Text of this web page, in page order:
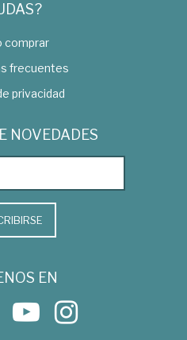
comprar
frecuentes
privacidad
NOVEDADES
EN